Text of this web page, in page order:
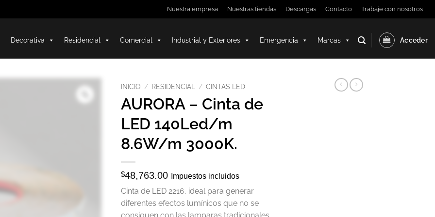
Nuestra empresa Nuestras tiendas Descargas Contacto Trabaje con nosotros
Decorativa Residencial Comercial Industrial y Exteriores Emergencia Marcas Acceder
INICIO / RESIDENCIAL / CINTAS LED
AURORA – Cinta de
LED 140Led/m
8.6W/m 3000K.
$48,763.00 Impuestos incluidos
Cinta de LED 2216, ideal para generar
diferentes efectos lumínicos que no se